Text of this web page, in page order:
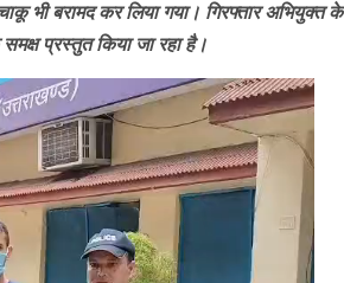
भी बरामद कर लिया गया। गिरफ्तार अभियुक्त के
प्रस्तुत किया जा रहा है।